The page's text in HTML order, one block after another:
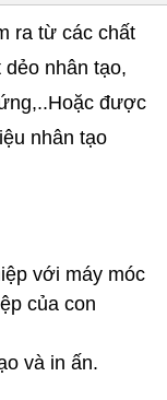
ra từ các chất
nhân tạo,
được
nhân tạo
với máy móc
của con
và in ấn.